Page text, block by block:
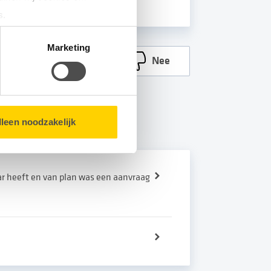
over u en volgen wij
Marketing
noodzakelijk
Ja Nee
heeft en van plan was een aanvraag